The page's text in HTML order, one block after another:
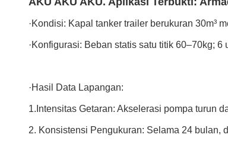
·Kondisi: Kapal tanker trailer berukuran 30m³
·Konfigurasi: Beban statis satu titik 60–70kg;
·Hasil Data Lapangan:
1.Intensitas Getaran: Akselerasi pompa turun
2. Konsistensi Pengukuran: Selama 24 bulan,